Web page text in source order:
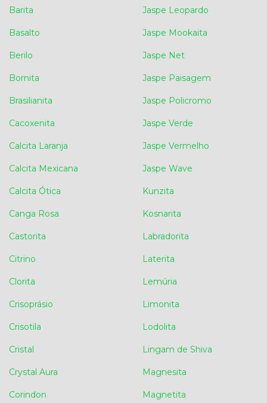
Barita
Basalto
Berilo
Bornita
Brasilianita
Cacoxenita
Calcita Laranja
Calcita Mexicana
Calcita Ótica
Canga Rosa
Castorita
Citrino
Clorita
Crisoprásio
Crisotila
Cristal
Crystal Aura
Corindon
Jaspe Leopardo
Jaspe Mookaita
Jaspe Net
Jaspe Paisagem
Jaspe Policromo
Jaspe Verde
Jaspe Vermelho
Jaspe Wave
Kunzita
Kosnarita
Labradorita
Laterita
Lemúria
Limonita
Lodolita
Lingam de Shiva
Magnesita
Magnetita